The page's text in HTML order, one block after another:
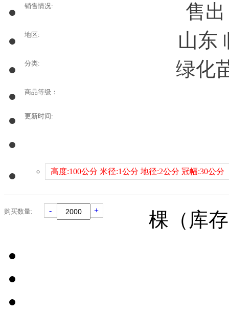
销售情况: 售
地区: 山东
分类: 绿化
商品等级：
更新时间:
高度:100公分 米径:1公分 地径:2公分 冠幅:30公分
购买数量: - + 棵（库